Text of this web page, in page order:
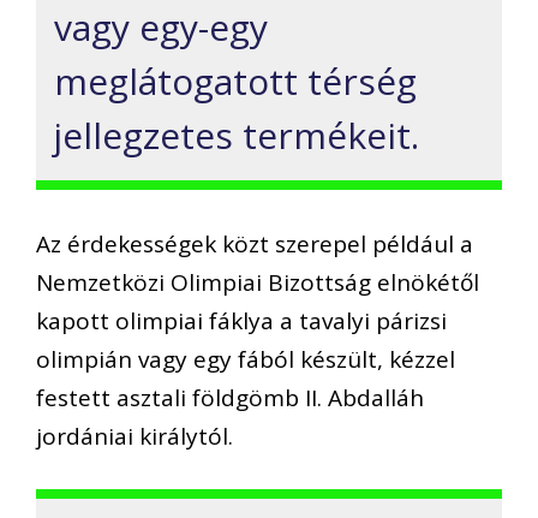
vagy egy-egy
meglátogatott térség
jellegzetes termékeit.
Az érdekességek közt szerepel például a
Nemzetközi Olimpiai Bizottság elnökétől
kapott olimpiai fáklya a tavalyi párizsi
olimpián vagy egy fából készült, kézzel
festett asztali földgömb II. Abdalláh
jordániai királytól.